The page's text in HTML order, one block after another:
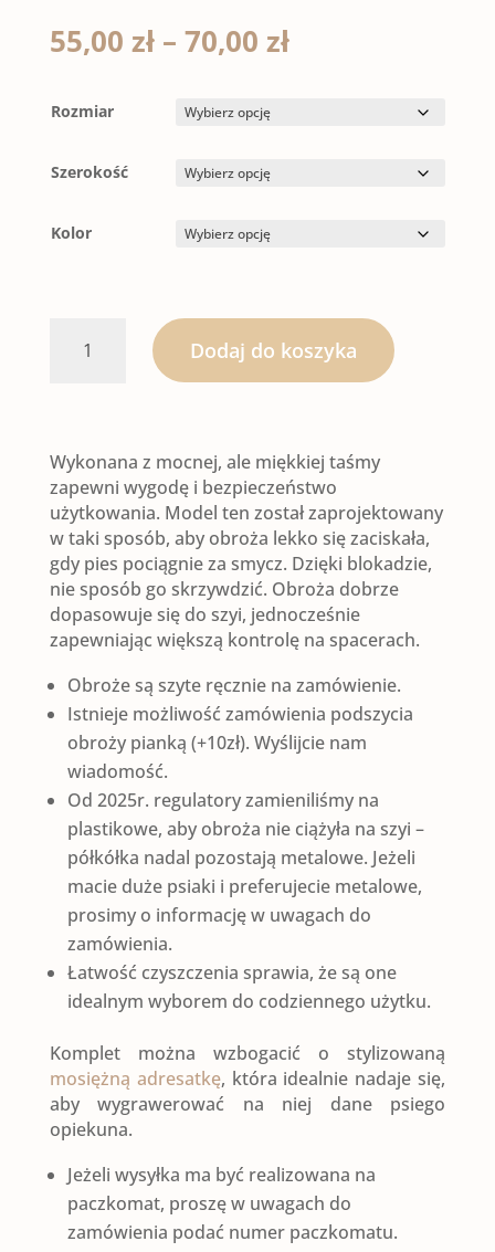
55,00 zł – 70,00 złZakres
Rozmiar
Szerokość
Kolor
SŁOWIAŃSKI
LAS
(dwa
Dodaj do koszyka
Wykonana z mocnej, ale miękkiej taśmy
zapewni wygodę i bezpieczeństwo
użytkowania. Model ten został zaprojektowany
w taki sposób, aby obroża lekko się zaciskała,
gdy pies pociągnie za smycz. Dzięki blokadzie,
nie sposób go skrzywdzić. Obroża dobrze
dopasowuje się do szyi, jednocześnie
zapewniając większą kontrolę na spacerach.
Obroże są szyte ręcznie na zamówienie.
Istnieje możliwość zamówienia podszycia
obroży pianką (+10zł). Wyślijcie nam
wiadomość.
Od 2025r. regulatory zamieniliśmy na
plastikowe, aby obroża nie ciążyła na szyi –
półkółka nadal pozostają metalowe. Jeżeli
macie duże psiaki i preferujecie metalowe,
prosimy o informację w uwagach do
zamówienia.
Łatwość czyszczenia sprawia, że są one
idealnym wyborem do codziennego użytku.
Komplet można wzbogacić o stylizowaną
mosiężną adresatkę, która idealnie nadaje się,
aby wygrawerować na niej dane psiego
opiekuna.
Jeżeli wysyłka ma być realizowana na
paczkomat, proszę w uwagach do
zamówienia podać numer paczkomatu.